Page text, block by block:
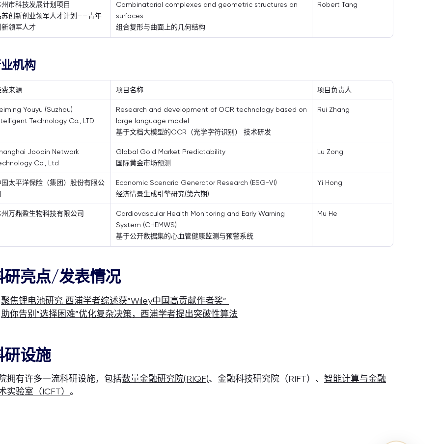
州市科技发展计划项目
苏创新创业领军人才计划——青年
新领军人才
Combinatorial complexes and geometric structures on
surfaces
组合复形与曲面上的几何结构
Robert Tang
机构
费来源 项目名称 项目负责人
Youyu (Suzhou)
Technology Co., LTD
Research and development of OCR technology based on
large language model
基于文档大模型的OCR（光学字符识别） 技术研发
Rui Zhang
Joooin Network
Co., Ltd
Global Gold Market Predictability
国际黄金市场预测
Lu Zong
国太平洋保险（集团）股份有限公
Economic Scenario Generator Research (ESG-VI)
经济情景生成引擎研究(第六期)
Yi Hong
州万鼎盈生物科技有限公司
Cardiovascular Health Monitoring and Early Warning
System (CHEMWS)
基于公开数据集的心血管健康监测与预警系统
Mu He
研亮点/发表情况
聚焦锂电池研究 西浦学者综述获“Wiley中国高贡献作者奖”
助你告别“选择困难”优化复杂决策，西浦学者提出突破性算法
研设施
拥有许多一流科研设施，包括数量金融研究院(RIQF)、金融科技研究院（RIFT）、智能计算与金融
实验室（ICFT）。